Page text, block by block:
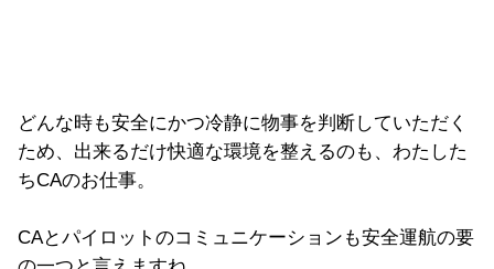
どんな時も安全にかつ冷静に物事を判断していただく
ため、出来るだけ快適な環境を整えるのも、わたした
ちCAのお仕事。
CAとパイロットのコミュニケーションも安全運航の要